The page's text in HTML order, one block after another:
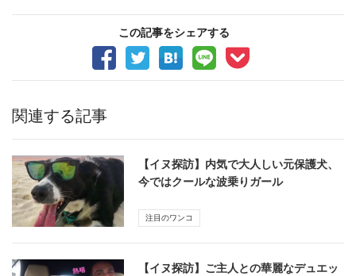
この記事をシェアする
関連する記事
【イヌ探訪】内気で大人しい元保護犬、
今ではクールな波乗りガール
注目のワンコ
【イヌ探訪】ご主人との華麗なデュエッ